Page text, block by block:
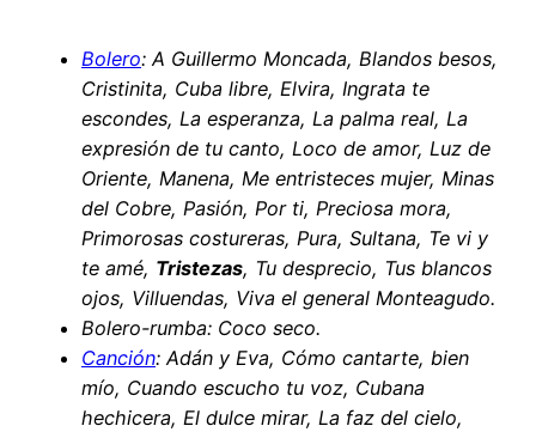
Bolero: A Guillermo Moncada, Blandos besos,
Cristinita, Cuba libre, Elvira, Ingrata te
escondes, La esperanza, La palma real, La
expresión de tu canto, Loco de amor, Luz de
Oriente, Manena, Me entristeces mujer, Minas
del Cobre, Pasión, Por ti, Preciosa mora,
Primorosas costureras, Pura, Sultana, Te vi y
te amé, Tristezas, Tu desprecio, Tus blancos
ojos, Villuendas, Viva el general Monteagudo.
Bolero-rumba: Coco seco.
Canción: Adán y Eva, Cómo cantarte, bien
mío, Cuando escucho tu voz, Cubana
hechicera, El dulce mirar, La faz del cielo,